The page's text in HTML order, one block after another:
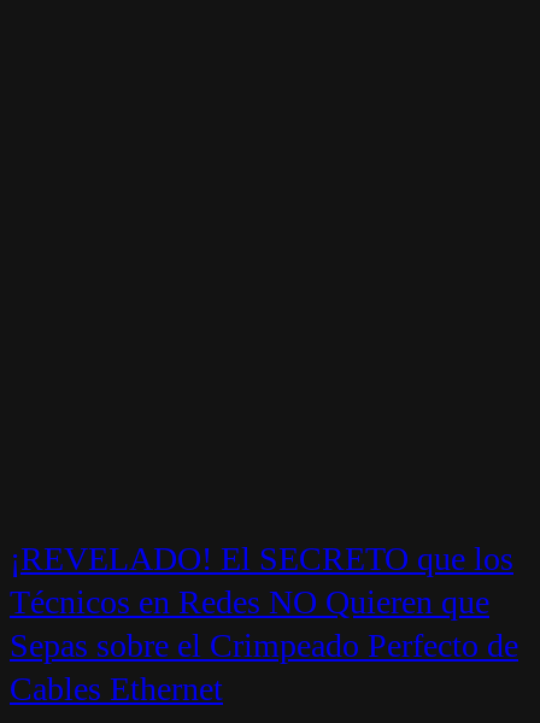
¡REVELADO! El SECRETO que los
Técnicos en Redes NO Quieren que
Sepas sobre el Crimpeado Perfecto de
Cables Ethernet